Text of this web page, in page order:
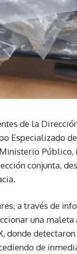
de la
Especializado
Público,
conjunta,
a través de
una maleta
donde
de